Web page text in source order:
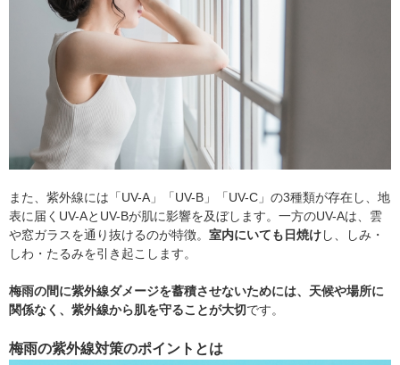
また、紫外線には「UV-A」「UV-B」「UV-C」の3種類が存在し、地
表に届くUV-AとUV-Bが肌に影響を及ぼします。一方のUV-Aは、雲
や窓ガラスを通り抜けるのが特徴。 室内にいても日焼けし、しみ・
しわ・たるみを引き起こします。
梅雨の間に紫外線ダメージを蓄積させないためには、天候や場所に
関係なく、紫外線から肌を守ることが大切です。
梅雨の紫外線対策のポイントとは